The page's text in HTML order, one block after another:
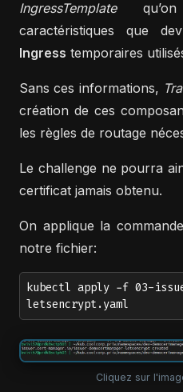
IngressTemplate
caractéristiques que
Ingress temporaires
Sans ces informations,
création de ces
les règles de routage
Le challenge ne pourra
certificat jamais obtenu.
On applique la
notre fichier:
kubectl apply -f 03-
letsencrypt.yaml
Cliquez sur